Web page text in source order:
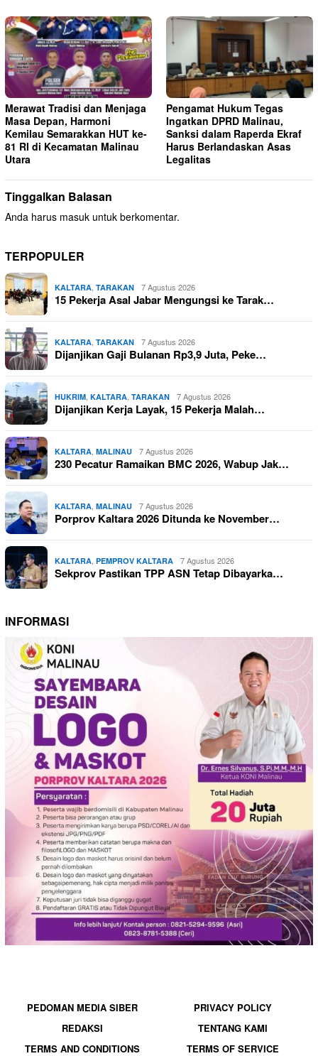
Merawat Tradisi dan Menjaga
Masa Depan, Harmoni
Kemilau Semarakkan HUT ke-
81 RI di Kecamatan Malinau
Utara
Pengamat Hukum Tegas
Ingatkan DPRD Malinau,
Sanksi dalam Raperda Ekraf
Harus Berlandaskan Asas
Legalitas
Tinggalkan Balasan
Anda harus masuk untuk berkomentar.
TERPOPULER
KALTARA, TARAKAN 7 Agustus 2026
15 Pekerja Asal Jabar Mengungsi ke Tarak…
KALTARA, TARAKAN 7 Agustus 2026
Dijanjikan Gaji Bulanan Rp3,9 Juta, Peke…
HUKRIM, KALTARA, TARAKAN 7 Agustus 2026
Dijanjikan Kerja Layak, 15 Pekerja Malah…
KALTARA, MALINAU 7 Agustus 2026
230 Pecatur Ramaikan BMC 2026, Wabup Jak…
KALTARA, MALINAU 7 Agustus 2026
Porprov Kaltara 2026 Ditunda ke November…
KALTARA, PEMPROV KALTARA 7 Agustus 2026
Sekprov Pastikan TPP ASN Tetap Dibayarka…
INFORMASI
PEDOMAN MEDIA SIBER
PRIVACY POLICY
REDAKSI
TENTANG KAMI
TERMS AND CONDITIONS
TERMS OF SERVICE